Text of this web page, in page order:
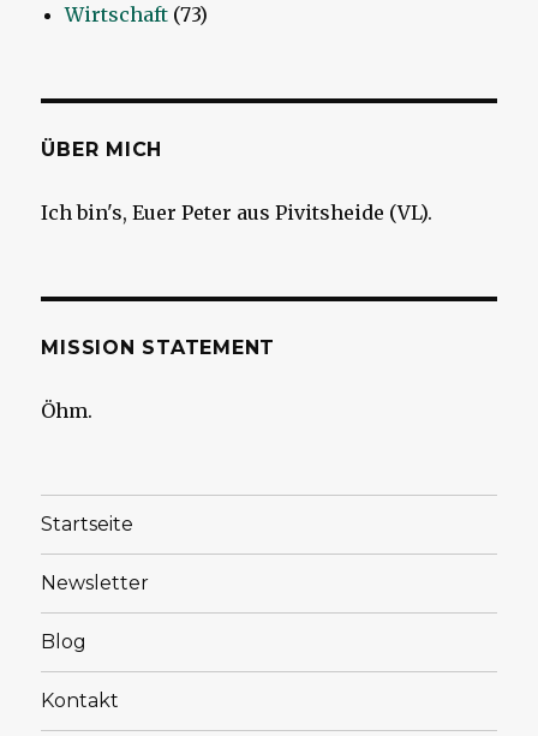
Wirtschaft (73)
ÜBER MICH
Ich bin's, Euer Peter aus Pivitsheide (VL).
MISSION STATEMENT
Öhm.
Startseite
Newsletter
Blog
Kontakt